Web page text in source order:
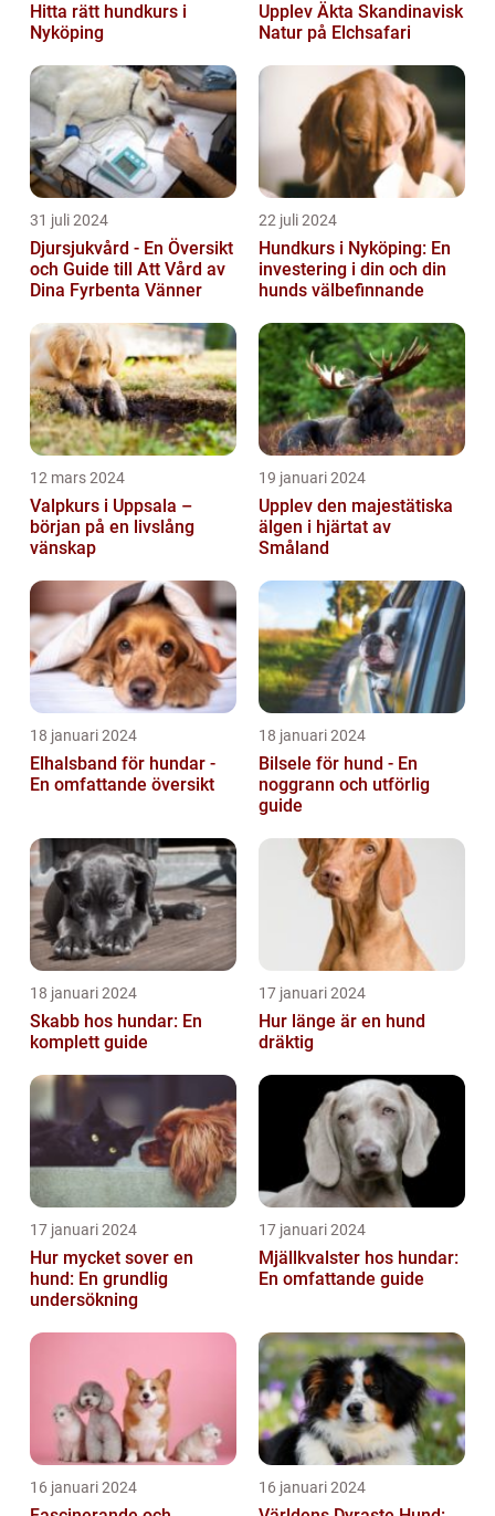
Hitta rätt hundkurs i
Nyköping
Upplev Äkta Skandinavisk
Natur på Elchsafari
31 juli 2024
Djursjukvård - En Översikt
och Guide till Att Vård av
Dina Fyrbenta Vänner
22 juli 2024
Hundkurs i Nyköping: En
investering i din och din
hunds välbefinnande
12 mars 2024
Valpkurs i Uppsala –
början på en livslång
vänskap
19 januari 2024
Upplev den majestätiska
älgen i hjärtat av
Småland
18 januari 2024
Elhalsband för hundar -
En omfattande översikt
18 januari 2024
Bilsele för hund - En
noggrann och utförlig
guide
18 januari 2024
Skabb hos hundar: En
komplett guide
17 januari 2024
Hur länge är en hund
dräktig
17 januari 2024
Hur mycket sover en
hund: En grundlig
undersökning
17 januari 2024
Mjällkvalster hos hundar:
En omfattande guide
16 januari 2024 16 januari 2024